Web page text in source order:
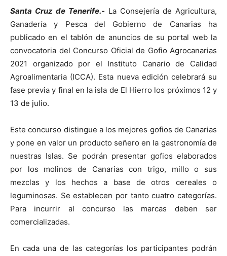
Santa Cruz de Tenerife.- La Consejería de Agricultura,
Ganadería y Pesca del Gobierno de Canarias ha
publicado en el tablón de anuncios de su portal web la
convocatoria del Concurso Oficial de Gofio Agrocanarias
2021 organizado por el Instituto Canario de Calidad
Agroalimentaria (ICCA). Esta nueva edición celebrará su
fase previa y final en la isla de El Hierro los próximos 12 y
13 de julio.
Este concurso distingue a los mejores gofios de Canarias
y pone en valor un producto señero en la gastronomía de
nuestras Islas. Se podrán presentar gofios elaborados
por los molinos de Canarias con trigo, millo o sus
mezclas y los hechos a base de otros cereales o
leguminosas. Se establecen por tanto cuatro categorías.
Para incurrir al concurso las marcas deben ser
comercializadas.
En cada una de las categorías los participantes podrán